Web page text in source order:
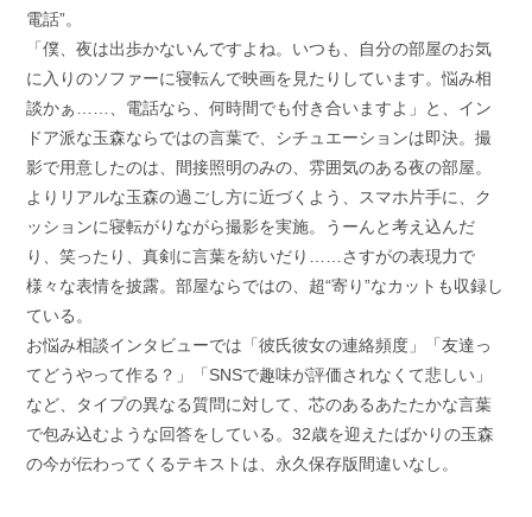
電話”。
「僕、夜は出歩かないんですよね。いつも、自分の部屋のお気
に入りのソファーに寝転んで映画を見たりしています。悩み相
談かぁ……、電話なら、何時間でも付き合いますよ」と、イン
ドア派な玉森ならではの言葉で、シチュエーションは即決。撮
影で用意したのは、間接照明のみの、雰囲気のある夜の部屋。
よりリアルな玉森の過ごし方に近づくよう、スマホ片手に、ク
ッションに寝転がりながら撮影を実施。うーんと考え込んだ
り、笑ったり、真剣に言葉を紡いだり……さすがの表現力で
様々な表情を披露。部屋ならではの、超“寄り”なカットも収録し
ている。
お悩み相談インタビューでは「彼氏彼女の連絡頻度」「友達っ
てどうやって作る？」「SNSで趣味が評価されなくて悲しい」
など、タイプの異なる質問に対して、芯のあるあたたかな言葉
で包み込むような回答をしている。32歳を迎えたばかりの玉森
の今が伝わってくるテキストは、永久保存版間違いなし。